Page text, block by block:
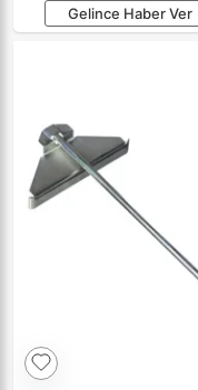
Gelince Haber Ver